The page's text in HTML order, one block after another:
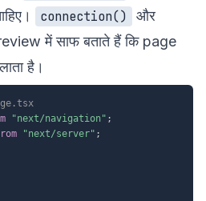
connection()
और
में साफ बताते हैं कि page
है।
"next/navigation" ;
"next/server" ;